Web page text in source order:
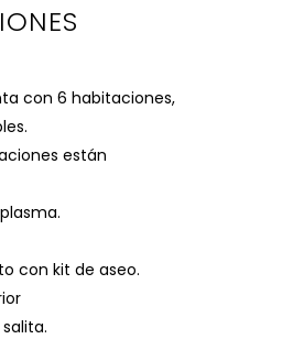
con 6 habitaciones,
están
con kit de aseo.